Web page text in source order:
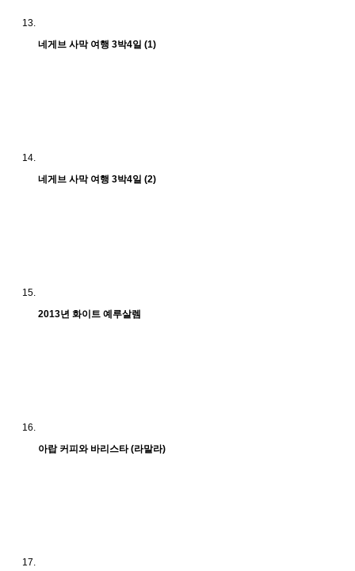
네게브 사막 여행 3박4일 (1)
네게브 사막 여행 3박4일 (2)
2013년 화이트 예루살렘
아랍 커피와 바리스타 (라말라)